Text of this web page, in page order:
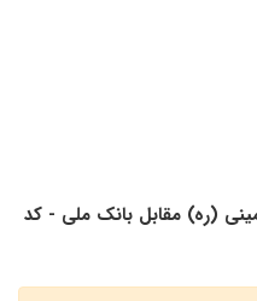
(ره) مقابل بانک ملی - کد